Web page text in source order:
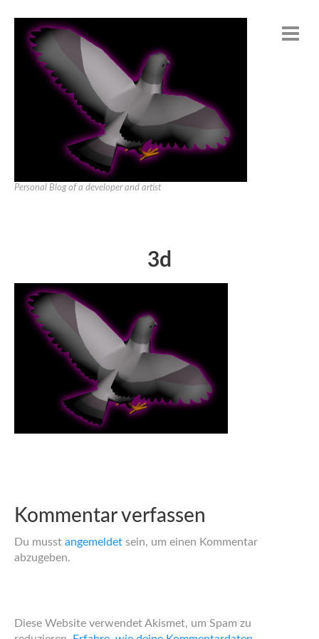
Personal Blog of a developer and artist
3d
Kommentar verfassen
Du musst angemeldet sein, um einen Kommentar
abzugeben.
Diese Website verwendet Akismet, um Spam zu